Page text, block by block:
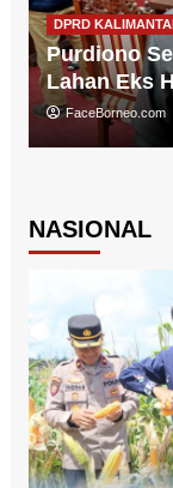
DPRD
Purdiono
Lahan Eks
FaceBorneo.com
NASIONAL